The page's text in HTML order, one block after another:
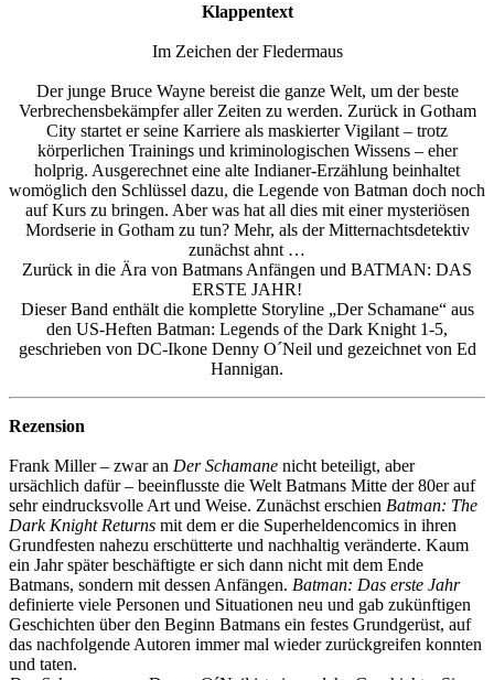
Klappentext
Im Zeichen der Fledermaus
Der junge Bruce Wayne bereist die ganze Welt, um der beste
Verbrechensbekämpfer aller Zeiten zu werden. Zurück in Gotham
City startet er seine Karriere als maskierter Vigilant – trotz
körperlichen Trainings und kriminologischen Wissens – eher
holprig. Ausgerechnet eine alte Indianer-Erzählung beinhaltet
womöglich den Schlüssel dazu, die Legende von Batman doch noch
auf Kurs zu bringen. Aber was hat all dies mit einer mysteriösen
Mordserie in Gotham zu tun? Mehr, als der Mitternachtsdetektiv
zunächst ahnt …
Zurück in die Ära von Batmans Anfängen und BATMAN: DAS
ERSTE JAHR!
Dieser Band enthält die komplette Storyline „Der Schamane“ aus
den US-Heften Batman: Legends of the Dark Knight 1-5,
geschrieben von DC-Ikone Denny O´Neil und gezeichnet von Ed
Hannigan.
Rezension
Frank Miller – zwar an Der Schamane nicht beteiligt, aber
ursächlich dafür – beeinflusste die Welt Batmans Mitte der 80er auf
sehr eindrucksvolle Art und Weise. Zunächst erschien Batman: The
Dark Knight Returns mit dem er die Superheldencomics in ihren
Grundfesten nahezu erschütterte und nachhaltig veränderte. Kaum
ein Jahr später beschäftigte er sich dann nicht mit dem Ende
Batmans, sondern mit dessen Anfängen. Batman: Das erste Jahr
definierte viele Personen und Situationen neu und gab zukünftigen
Geschichten über den Beginn Batmans ein festes Grundgerüst, auf
das nachfolgende Autoren immer mal wieder zurückgreifen konnten
und taten.